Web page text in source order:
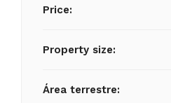
Price:
Property size:
Área terrestre: